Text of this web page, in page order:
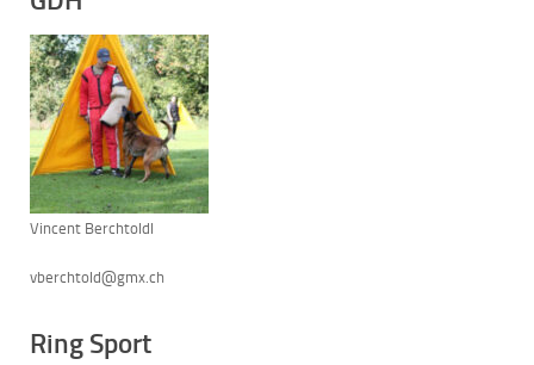
Vincent Berchtoldl
vberchtold@gmx.ch
Ring Sport